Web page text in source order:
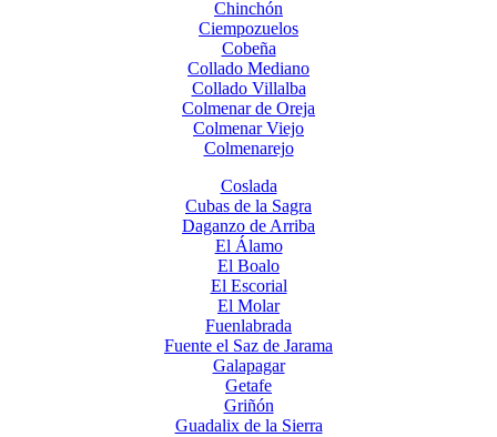
Chinchón
Ciempozuelos
Cobeña
Collado Mediano
Collado Villalba
Colmenar de Oreja
Colmenar Viejo
Colmenarejo
Coslada
Cubas de la Sagra
Daganzo de Arriba
El Álamo
El Boalo
El Escorial
El Molar
Fuenlabrada
Fuente el Saz de Jarama
Galapagar
Getafe
Griñón
Guadalix de la Sierra